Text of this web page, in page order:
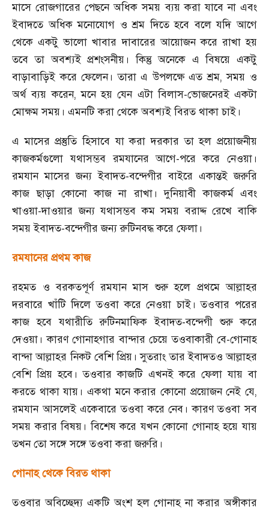
মাসে রোজগারের পেছনে অধিক সময় ব্যয় করা যাবে না এবং
ইবাদতে অধিক মনোযোগ ও শ্রম দিতে হবে বলে যদি আগে
থেকে একটু ভালো খাবার দাবারের আয়োজন করে রাখা হয়
তবে তা অবশ্যই প্রশংসনীয়। কিন্তু অনেকে এ বিষয়ে একটু
বাড়াবাড়িই করে ফেলেন। তারা এ উপলক্ষে এত শ্রম,সময় ও
অর্থ ব্যয় করেন,মনে হয় যেন এটা বিলাস-ভোজনেরই একটা
মোক্ষম সময়। এমনটি করা থেকে অবশ্যই বিরত থাকা চাই।
এ মাসের প্রস্তুতি হিসাবে যা করা দরকার তা হল প্রয়োজনীয়
কাজকর্মগুলো যথাসম্ভব রমযানের আগে-পরে করে নেওয়া।
রমযান মাসের জন্য ইবাদত-বন্দেগীর বাইরে একান্তই জরুরি
কাজ ছাড়া কোনো কাজ না রাখা। দুনিয়াবী কাজকর্ম এবং
খাওয়া-দাওয়ার জন্য যথাসম্ভব কম সময় বরাদ্দ রেখে বাকি
সময় ইবাদত-বন্দেগীর জন্য রুটিনবদ্ধ করে ফেলা।
রমযানের প্রথম কাজ
রহমত ও বরকতপূর্ণ রমযান মাস শুরু হলে প্রথমে আল্লাহর
দরবারে খাঁটি দিলে তওবা করে নেওয়া চাই। তওবার পরের
কাজ হবে যথারীতি রুটিনমাফিক ইবাদত-বন্দেগী শুরু করে
দেওয়া। কারণ গোনাহগার বান্দার চেয়ে তওবাকারী বে-গোনাহ
বান্দা আল্লাহর নিকট বেশি প্রিয়। সুতরাং তার ইবাদতও আল্লাহর
বেশি প্রিয় হবে। তওবার কাজটি এখনই করে ফেলা যায় বা
করতে থাকা যায়। একথা মনে করার কোনো প্রয়োজন নেই যে,
রমযান আসলেই একেবারে তওবা করে নেব। কারণ তওবা সব
সময় করার বিষয়। বিশেষ করে যখন কোনো গোনাহ হয়ে যায়
তখন তো সঙ্গে সঙ্গে তওবা করা জরুরি।
গোনাহ থেকে বিরত থাকা
তওবার অবিচ্ছেদ্য একটি অংশ হল গোনাহ না করার অঙ্গীকার